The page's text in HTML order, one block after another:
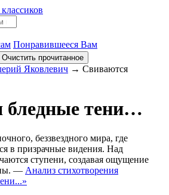
Понравившееся Вам
Очистить прочитанное
Яковлевич → Свиваются
бледные тени…
беззвездного мира, где
в призрачные видения. Над
ступени, создавая ощущение
— Анализ стихотворения